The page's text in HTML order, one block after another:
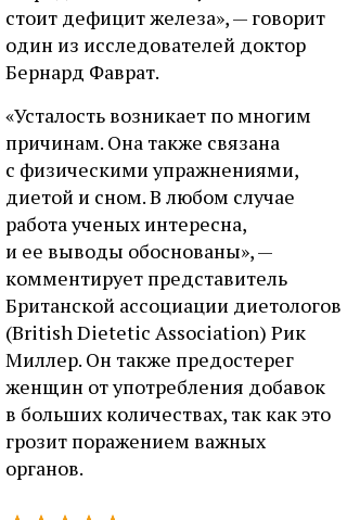
стоит дефицит железа», — говорит
один из исследователей доктор
Бернард Фаврат.
«Усталость возникает по многим
причинам. Она также связана
с физическими упражнениями,
диетой и сном. В любом случае
работа ученых интересна,
и ее выводы обоснованы», —
комментирует представитель
Британской ассоциации диетологов
(British Dietetic Association) Рик
Миллер. Он также предостерег
женщин от употребления добавок
в больших количествах, так как это
грозит поражением важных
органов.